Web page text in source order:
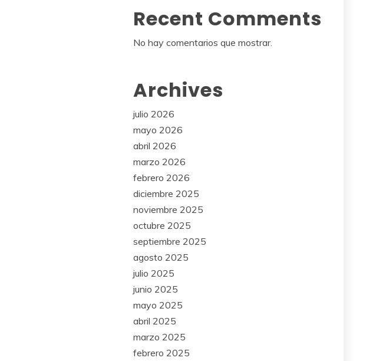
Recent Comments
No hay comentarios que mostrar.
Archives
julio 2026
mayo 2026
abril 2026
marzo 2026
febrero 2026
diciembre 2025
noviembre 2025
octubre 2025
septiembre 2025
agosto 2025
julio 2025
junio 2025
mayo 2025
abril 2025
marzo 2025
febrero 2025